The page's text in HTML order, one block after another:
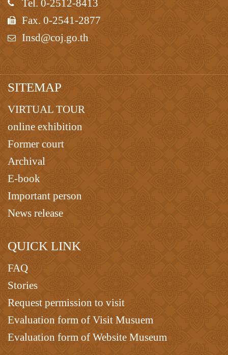
Tel. 0-2512-8413
Fax. 0-2541-2877
Insd@coj.go.th
SITEMAP
VIRTUAL TOUR
online exhibition
Former court
Archival
E-book
Important person
News release
QUICK LINK
FAQ
Stories
Request permission to visit
Evaluation form of Visit Musuem
Evaluation form of Website Museum